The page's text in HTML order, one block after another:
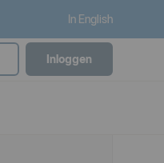
In English
Inloggen